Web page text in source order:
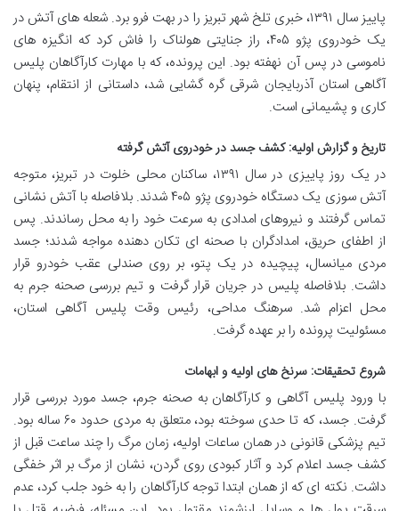
پاییز سال ۱۳۹۱، خبری تلخ شهر تبریز را در بهت فرو برد. شعله های آتش در
یک خودروی پژو ۴۰۵، راز جنایتی هولناک را فاش کرد که انگیزه های
ناموسی در پس آن نهفته بود. این پرونده، که با مهارت کارآگاهان پلیس
آگاهی استان آذربایجان شرقی گره گشایی شد، داستانی از انتقام، پنهان
کاری و پشیمانی است.
تاریخ و گزارش اولیه: کشف جسد در خودروی آتش گرفته
در یک روز پاییزی در سال ۱۳۹۱، ساکنان محلی خلوت در تبریز، متوجه
آتش سوزی یک دستگاه خودروی پژو ۴۰۵ شدند. بلافاصله با آتش نشانی
تماس گرفتند و نیروهای امدادی به سرعت خود را به محل رساندند. پس
از اطفای حریق، امدادگران با صحنه ای تکان دهنده مواجه شدند؛ جسد
مردی میانسال، پیچیده در یک پتو، بر روی صندلی عقب خودرو قرار
داشت. بلافاصله پلیس در جریان قرار گرفت و تیم بررسی صحنه جرم به
محل اعزام شد. سرهنگ مداحی، رئیس وقت پلیس آگاهی استان،
مسئولیت پرونده را بر عهده گرفت.
شروع تحقیقات: سرنخ های اولیه و ابهامات
با ورود پلیس آگاهی و کارآگاهان به صحنه جرم، جسد مورد بررسی قرار
گرفت. جسد، که تا حدی سوخته بود، متعلق به مردی حدود ۶۰ ساله بود.
تیم پزشکی قانونی در همان ساعات اولیه، زمان مرگ را چند ساعت قبل از
کشف جسد اعلام کرد و آثار کبودی روی گردن، نشان از مرگ بر اثر خفگی
داشت. نکته ای که از همان ابتدا توجه کارآگاهان را به خود جلب کرد، عدم